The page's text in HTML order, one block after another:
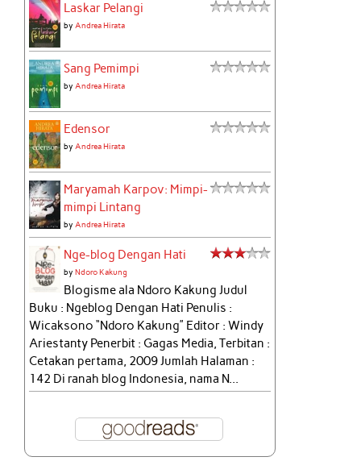
Laskar Pelangi
byAndrea Hirata
Sang Pemimpi
byAndrea Hirata
Edensor
byAndrea Hirata
Maryamah Karpov: Mimpi-
mimpi Lintang
byAndrea Hirata
Nge-blog Dengan Hati
byNdoro Kakung
Blogisme ala Ndoro Kakung Judul
Buku : Ngeblog Dengan Hati Penulis :
Wicaksono “Ndoro Kakung” Editor : Windy
Ariestanty Penerbit : Gagas Media, Terbitan :
Cetakan pertama, 2009 Jumlah Halaman :
142 Di ranah blog Indonesia, nama N...